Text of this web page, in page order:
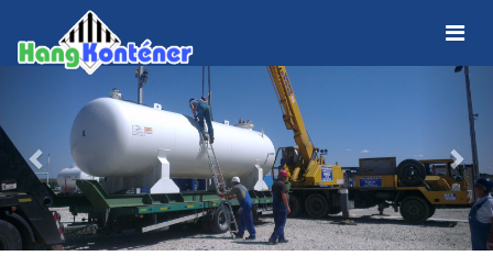
Previous